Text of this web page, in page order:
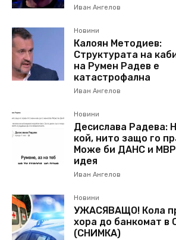
Иван Ангелов
Новини
Калоян Методиев:
Структурата на
на Румен Радев е
катастрофална
Иван Ангелов
Новини
Десислава Радева:
кой, нито защо го
Може би ДАНС и
идея
Иван Ангелов
Новини
УЖАСЯВАЩО! Кола
хора до банкомат в
(СНИМКА)